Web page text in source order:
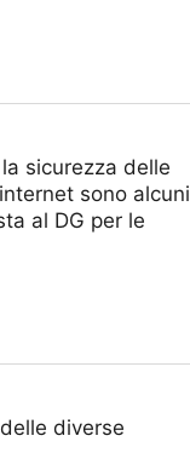
sicurezza delle
sono alcuni
al DG per le
diverse